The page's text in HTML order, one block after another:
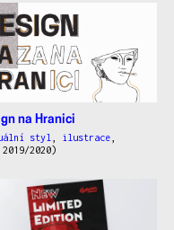
na Hranici
styl ilustrace
2019/2020)